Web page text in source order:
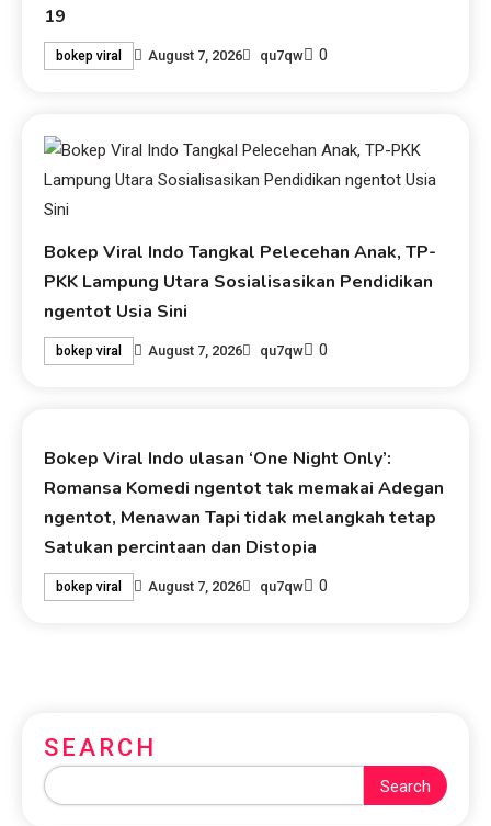
19
bokep viral August 7, 2026 qu7qw 0
Bokep Viral Indo Tangkal Pelecehan Anak, TP-
PKK Lampung Utara Sosialisasikan Pendidikan
ngentot Usia Sini
bokep viral August 7, 2026 qu7qw 0
Bokep Viral Indo ulasan ‘One Night Only’:
Romansa Komedi ngentot tak memakai Adegan
ngentot, Menawan Tapi tidak melangkah tetap
Satukan percintaan dan Distopia
bokep viral August 7, 2026 qu7qw 0
SEARCH
Search